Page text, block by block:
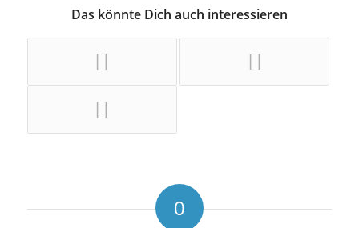
Das könnte Dich auch interessieren
0